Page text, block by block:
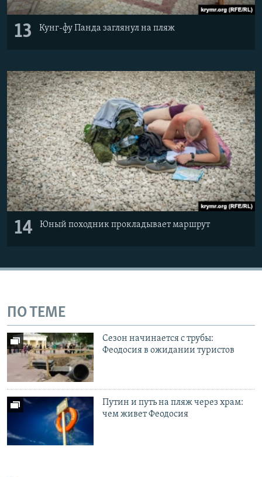
13 Кунг-фу Панда заглянул на пляж
14 Юный походник прокладывает маршрут
ПО ТЕМЕ
Сезон начинается с трубы:
Феодосия в ожидании туристов
Путин и путь на пляж через храм:
чем живет Феодосия